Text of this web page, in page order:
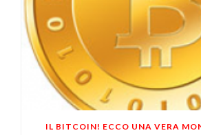
IL BITCOIN! ECCO UNA VERA